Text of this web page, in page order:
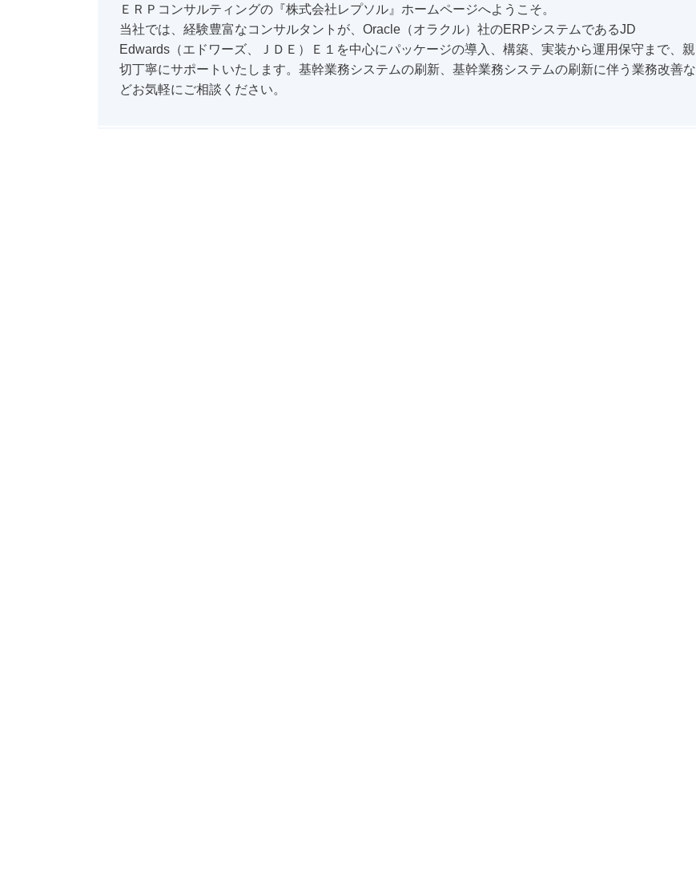
ＥＲＰコンサルティングの『株式会社レプソル』ホームページへようこそ。
当社では、経験豊富なコンサルタントが、Oracle（オラクル）社のERPシステムであるJD
Edwards（エドワーズ、ＪＤＥ）Ｅ１を中心にパッケージの導入、構築、実装から運用保守まで、親
切丁寧にサポートいたします。基幹業務システムの刷新、基幹業務システムの刷新に伴う業務改善な
どお気軽にご相談ください。